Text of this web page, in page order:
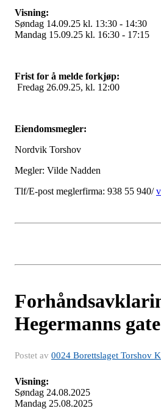
Visning:
Søndag 14.09.25 kl. 13:30 - 14:30
Mandag 15.09.25 kl. 16:30 - 17:15
Frist for å melde forkjøp:
Fredag 26.09.25, kl. 12:00
Eiendomsmegler:
Nordvik Torshov
Megler: Vilde Nadden
Tlf/E-post meglerfirma: 938 55 940/
Hegermanns
Postet av 0024 Borettslaget Torshov
Visning:
Søndag 24.08.2025
Mandag 25.08.2025